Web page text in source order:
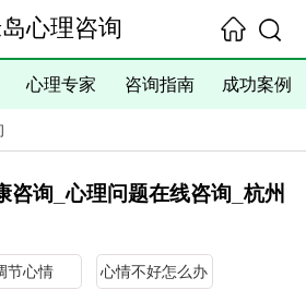
心理咨询
心理专家 咨询指南 成功案例
咨询_心理问题在线咨询_杭州
节心情 心情不好怎么办